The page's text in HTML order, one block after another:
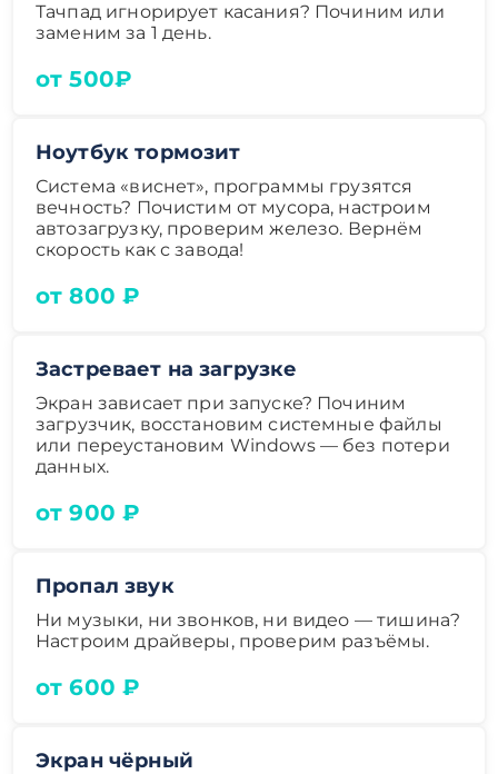
Тачпад игнорирует касания? Починим или
заменим за 1 день.
от 500₽
Ноутбук тормозит
Система «виснет», программы грузятся
вечность? Почистим от мусора, настроим
автозагрузку, проверим железо. Вернём
скорость как с завода!
от 800 ₽
Застревает на загрузке
Экран зависает при запуске? Починим
загрузчик, восстановим системные файлы
или переустановим Windows — без потери
данных.
от 900 ₽
Пропал звук
Ни музыки, ни звонков, ни видео — тишина?
Настроим драйверы, проверим разъёмы.
от 600 ₽
Экран чёрный